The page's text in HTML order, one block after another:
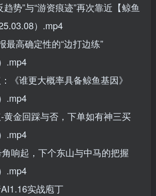
势”与“游资痕迹”再次靠近【鲸鱼
）.mp4
最高确定性的“边打边练”
.mp4
《谁更大概率具备鲸鱼基因》
.mp4
黄金回踩与否，下单如有神三买
.mp4
响起，下个东山与中马的把握
.mp4
实战庖丁